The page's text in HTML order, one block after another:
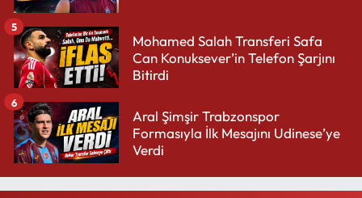
Mohamed Salah Transferi Safa
Can Konuksever’in Telefon Şarjını
Bitirdi
5
Aral Şimşir Trabzonspor
Formasıyla İlk Mesajını Udinese’ye
Verdi
6